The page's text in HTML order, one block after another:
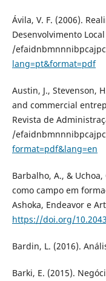
Ávila, V. F. (2006).
Desenvolvimento
/
lang=pt&format=pdf
Austin, J., Stevenson,
and commercial
Revista de
/
format=pdf&lang=en
Barbalho, A., &
como campo em
Ashoka, Endeavor e
https://doi.org/
Bardin, L. (2016).
Barki, E. (2015).